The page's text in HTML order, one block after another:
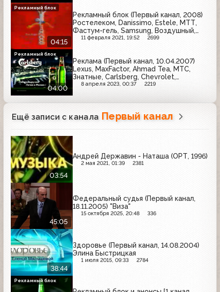
04:15
Рекламный блок (Первый канал, 2008)
Ростелеком, Danissimo, Estele, МТТ,
Фастум-гель, Samsung, Воздушный,
Fruttis, Доширак
11 февраля 2021, 19:52 2699
Рекламный блок
04:00
Реклама (Первый канал, 10.04.2007)
Lexus, MaxFactor, Ahmad Tea, МТС,
Знатные, Carlsberg, Chevrolet,
Head&Shoulders, Клинское, Быстров
8 апреля 2023, 00:37 2219
Рекламный блок
Ещё записи с канала Первый канал
03:54
Андрей Державин - Наташа (ОРТ, 1996)
2 мая 2021, 01:39 2381
45:05
Федеральный судья (Первый канал,
18.11.2005) "Виза"
15 октября 2025, 20:48 336
38:44
Здоровье (Первый канал, 14.08.2004)
Элина Быстрицкая
1 июля 2015, 09:33 2784
Рекламный блок